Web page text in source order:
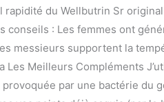
rapidité du Wellbutrin Sr
conseils : Les femmes ont
messieurs supportent la
Les Meilleurs Compléments
par une bactérie du